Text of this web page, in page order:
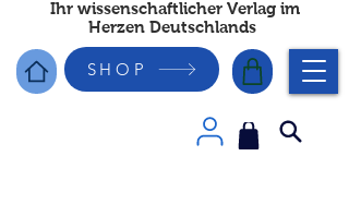
Ihr wissenschaftlicher Verlag im
Herzen Deutschlands
SHOP